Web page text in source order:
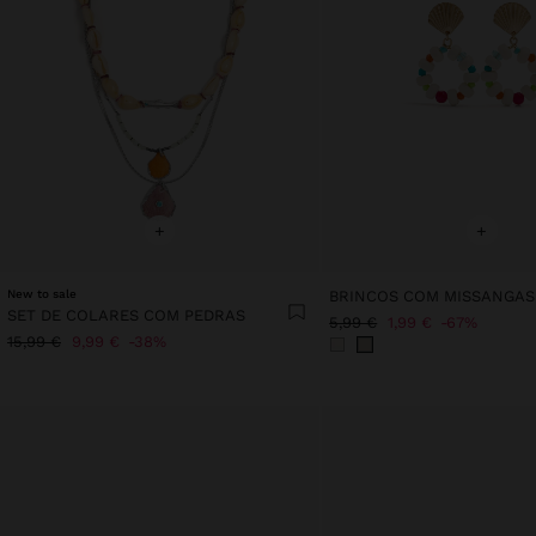
+
New to sale
SET DE COLARES COM PEDRAS
15,99 €
9,99 € 38%
+
5,99 € 1,99 € 67%